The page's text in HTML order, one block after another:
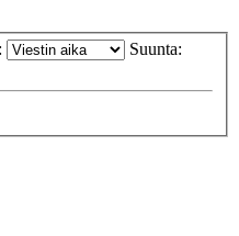
Suunta: